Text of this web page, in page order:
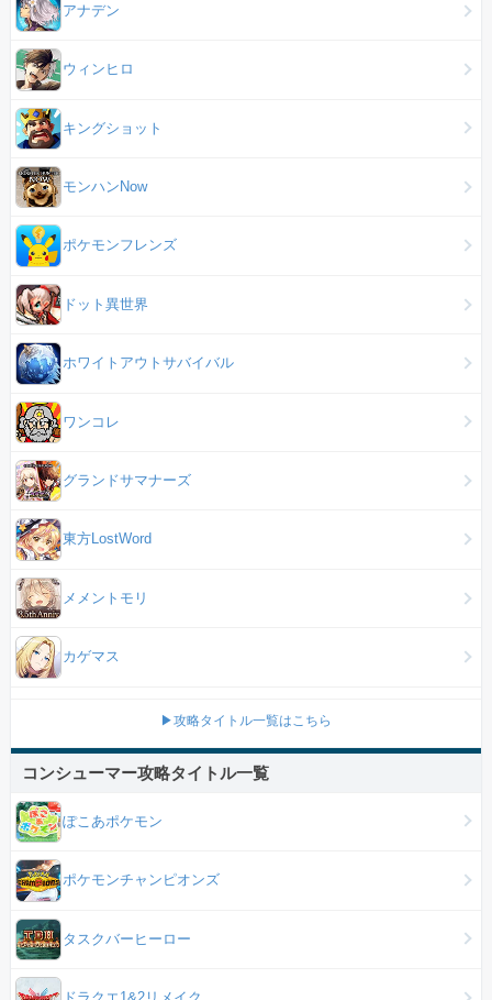
アナデン
ウィンヒロ
キングショット
モンハンNow
ポケモンフレンズ
ドット異世界
ホワイトアウトサバイバル
ワンコレ
グランドサマナーズ
東方LostWord
メメントモリ
カゲマス
▶攻略タイトル一覧はこちら
コンシューマー攻略タイトル一覧
ぽこあポケモン
ポケモンチャンピオンズ
タスクバーヒーロー